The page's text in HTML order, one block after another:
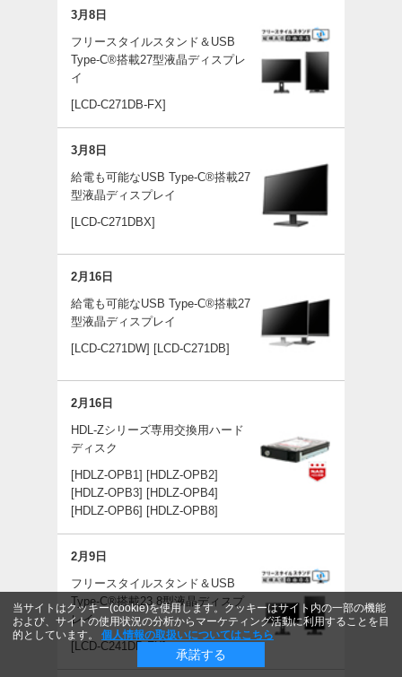
3月8日
フリースタイルスタンド＆USB
Type-C®搭載27型液晶ディスプレ
イ
[LCD-C271DB-FX]
3月8日
給電も可能なUSB Type-C®搭載27
型液晶ディスプレイ
[LCD-C271DBX]
2月16日
給電も可能なUSB Type-C®搭載27
型液晶ディスプレイ
[LCD-C271DW] [LCD-C271DB]
2月16日
HDL-Zシリーズ専用交換用ハード
ディスク
[HDLZ-OPB1] [HDLZ-OPB2]
[HDLZ-OPB3] [HDLZ-OPB4]
[HDLZ-OPB6] [HDLZ-OPB8]
2月9日
フリースタイルスタンド＆USB
Type-C®搭載23.8型液晶ディスプ
レイ
[LCD-C241DB-FX]
当サイトはクッキー(cookie)を使用します。クッキーはサイト内の一部の機能
および、サイトの使用状況の分析からマーケティング活動に利用することを目
的としています。
個人情報の取扱いについてはこちら
承諾する